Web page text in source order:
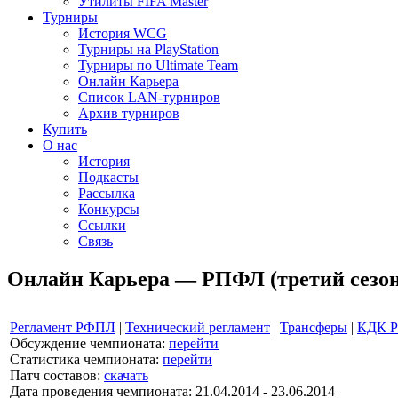
Турниры
История WCG
Турниры на PlayStation
Турниры по Ultimate Team
Онлайн Карьера
Список LAN-турниров
Архив турниров
Купить
О нас
История
Подкасты
Рассылка
Конкурсы
Ссылки
Связь
Онлайн Карьера — РПФЛ (третий
Регламент РФПЛ | Технический регламент | Трансферы | КДК
Обсуждение чемпионата: перейти
Статистика чемпионата: перейти
Патч составов: скачать
Дата проведения чемпионата: 21.04.2014 - 23.06.2014